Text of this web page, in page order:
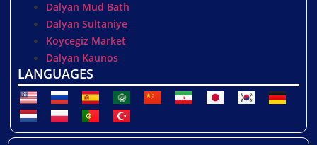
Dalyan Mud Bath
Dalyan Sultaniye
Koycegiz Market
Dalyan Kaunos
LANGUAGES